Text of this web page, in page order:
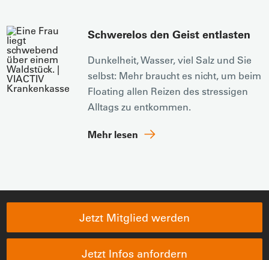
Schwerelos den Geist entlasten
Dunkelheit, Wasser, viel Salz und Sie
selbst: Mehr braucht es nicht, um beim
Floating allen Reizen des stressigen
Alltags zu entkommen.
Mehr lesen
Jetzt Mitglied werden
Jetzt Infos anfordern